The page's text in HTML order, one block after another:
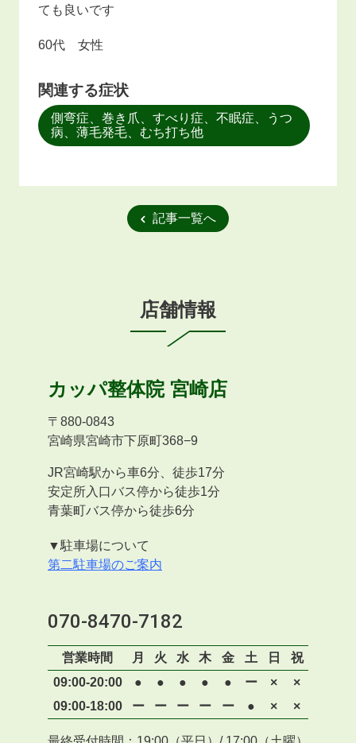
ても良いです
60代 女性
関連する症状
側弯症、巻き爪、すべり症、不眠症、うつ
病、薄毛発毛、むち打ち他
記事一覧へ
店舗情報
カッパ整体院 宮崎店
〒 880-0843
宮崎県宮崎市下原町368−9
JR宮崎駅から車6分、徒歩17分
安定所入口バス停から徒歩1分
青葉町バス停から徒歩6分
▼駐車場について
第二駐車場のご案内
070-8470-7182
営業時間 月 火 水 木 金 土 日
祝
09:00-20:00
● ● ● ● ● ー ×
×
09:00-18:00
ー ー ー ー ー ● × ×